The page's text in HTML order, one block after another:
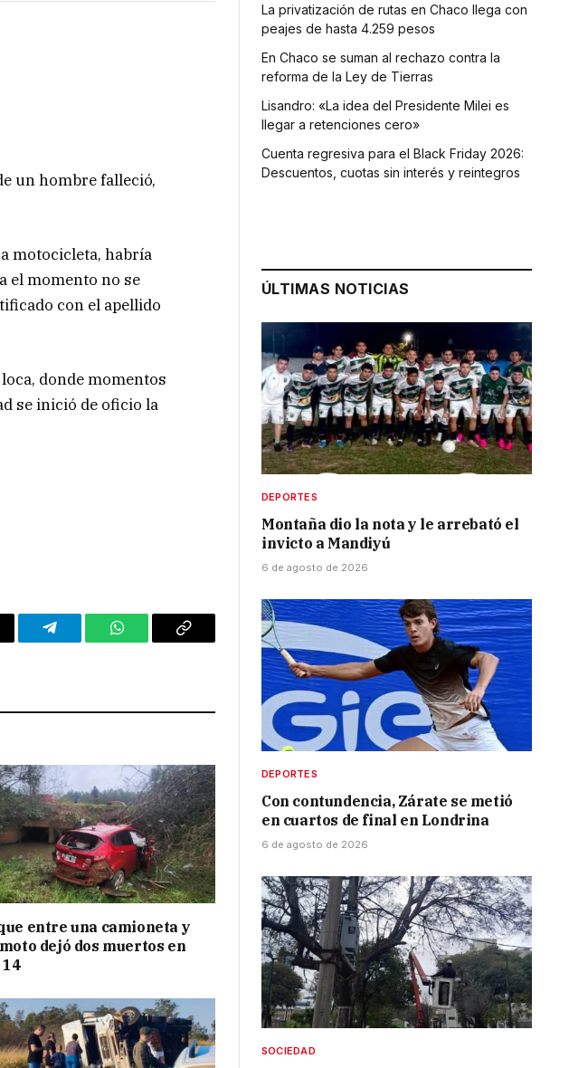
un hombre falleció,
motocicleta, habría
el momento no se
con el apellido
donde momentos
se inició de oficio la
Telegram WhatsAppCopy
entre una camioneta y
dejó dos muertos en
La privatización de rutas en Chaco llega con
peajes de hasta 4.259 pesos
En Chaco se suman al rechazo contra la
reforma de la Ley de Tierras
Lisandro: «La idea del Presidente Milei es
llegar a retenciones cero»
Cuenta regresiva para el Black Friday 2026:
Descuentos, cuotas sin interés y reintegros
ÚLTIMAS NOTICIAS
DEPORTES
Montaña dio la nota y le arrebató el
invicto a Mandiyú
6 de agosto de 2026
DEPORTES
Con contundencia, Zárate se metió
en cuartos de final en Londrina
6 de agosto de 2026
SOCIEDAD